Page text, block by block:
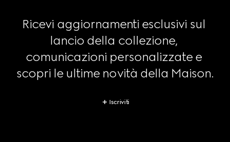
Ricevi aggiornamenti esclusivi sul
lancio della collezione,
comunicazioni personalizzate e
scopri le ultime novità della Maison.
Iscriviti